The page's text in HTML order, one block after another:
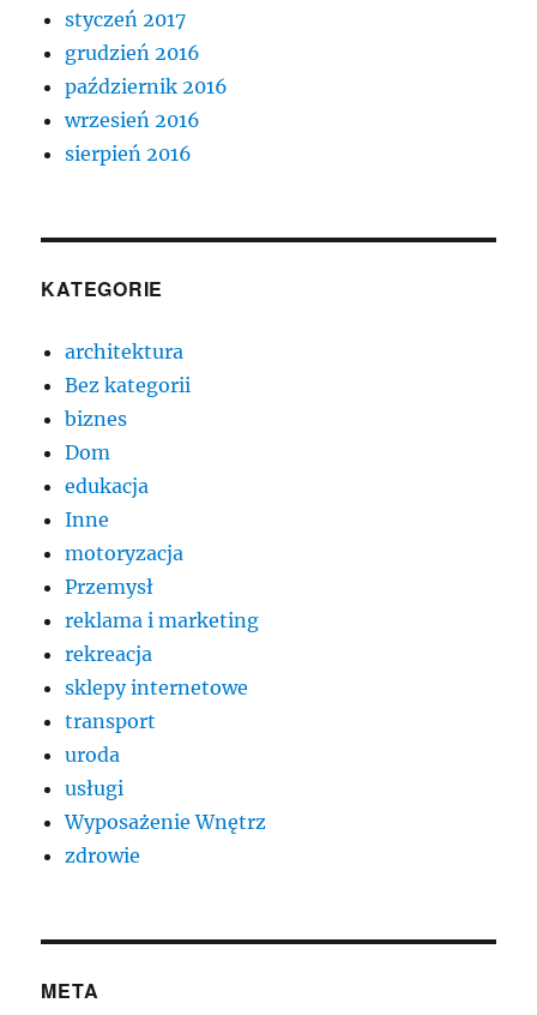
styczeń 2017
grudzień 2016
październik 2016
wrzesień 2016
sierpień 2016
KATEGORIE
architektura
Bez kategorii
biznes
Dom
edukacja
Inne
motoryzacja
Przemysł
reklama i marketing
rekreacja
sklepy internetowe
transport
uroda
usługi
Wyposażenie Wnętrz
zdrowie
META